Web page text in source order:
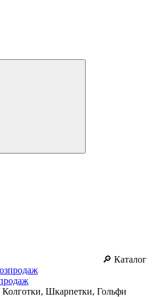
🔎 Каталог